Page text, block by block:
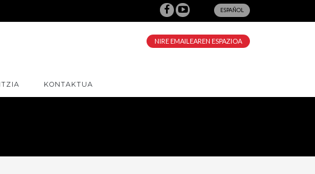
ESPAÑOL
NIRE EMAILEAREN ESPAZIOA
KONTAKTUA